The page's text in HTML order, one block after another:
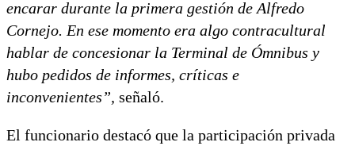
encarar durante la primera gestión de Alfredo
Cornejo. En ese momento era algo contracultural
hablar de concesionar la Terminal de Ómnibus y
hubo pedidos de informes, críticas e
inconvenientes”, señaló.
El funcionario destacó que la participación privada